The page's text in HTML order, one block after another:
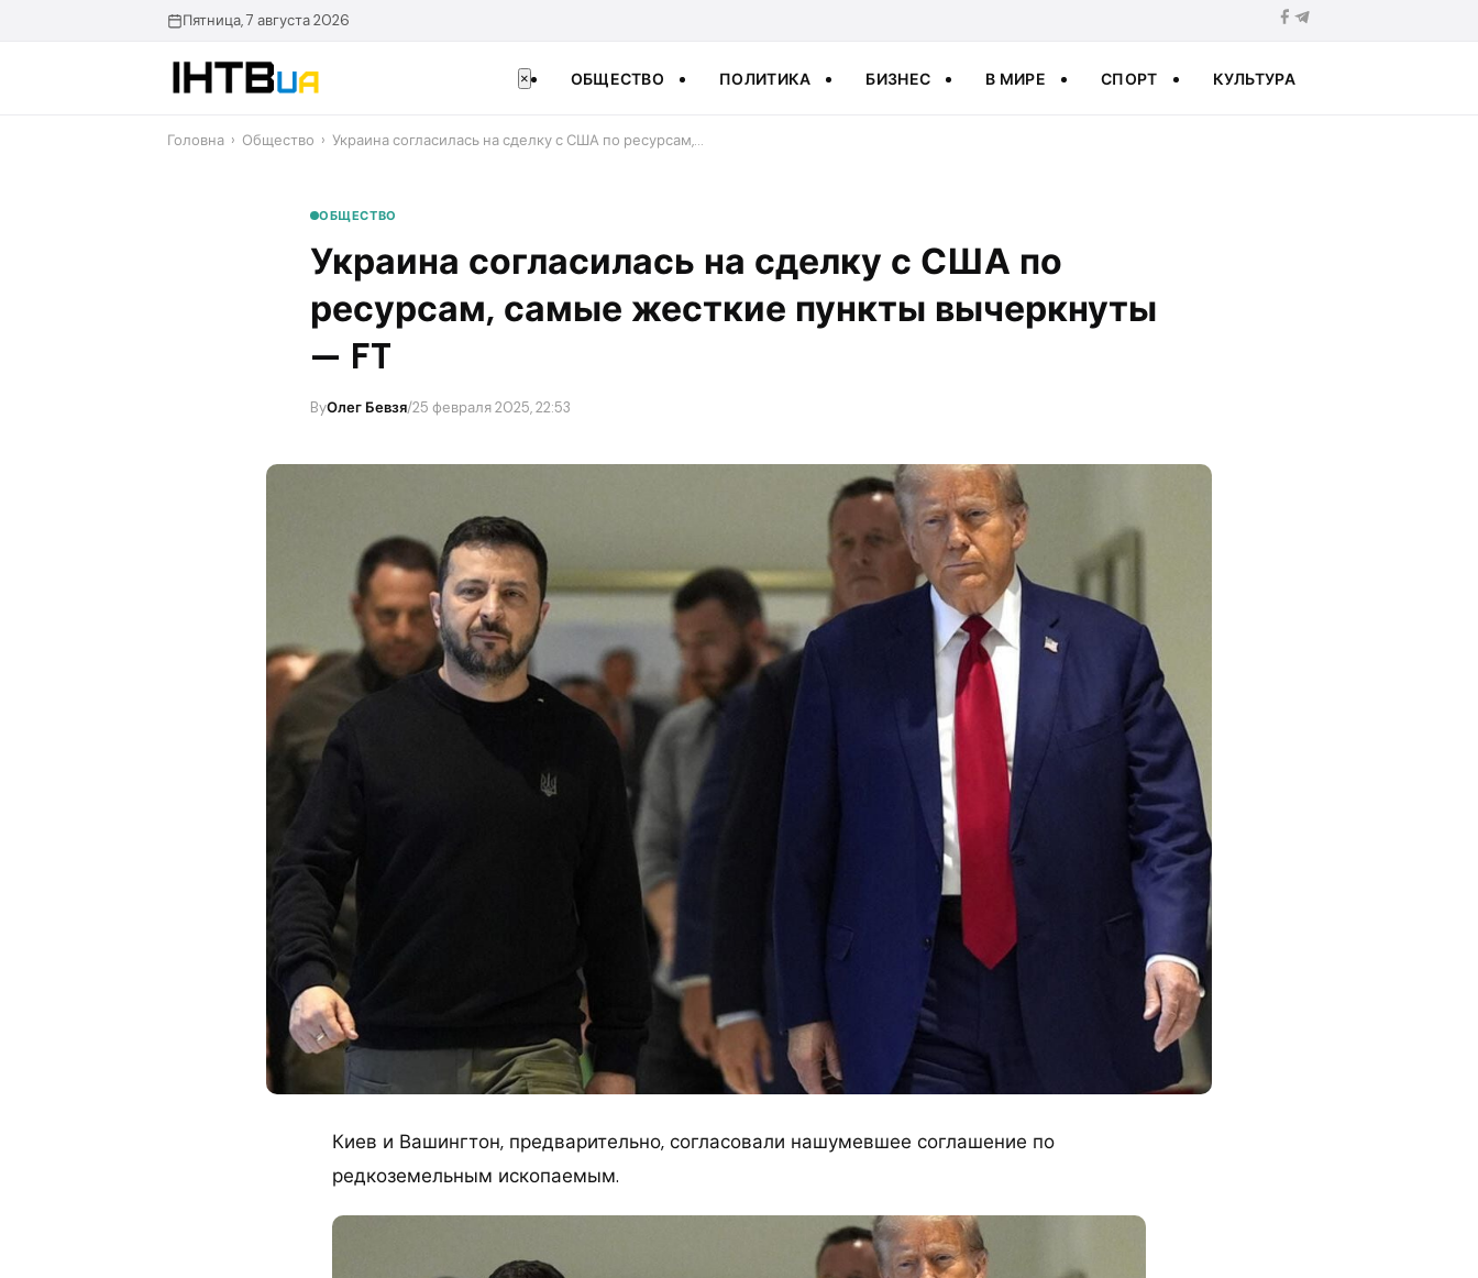
Пятница, 7 августа 2026
× ОБЩЕСТВО ПОЛИТИКА БИЗНЕС В МИРЕ СПОРТ КУЛЬТУРА
Головна › Общество › ​Украина согласилась на сделку с США по ресурсам,…
ОБЩЕСТВО
​Украина согласилась на сделку с США по
ресурсам, самые жесткие пункты вычеркнуты
— FT
ByОлег Бевзя/25 февраля 2025, 22:53
Киев и Вашингтон, предварительно, согласовали нашумевшее соглашение по
редкоземельным ископаемым.